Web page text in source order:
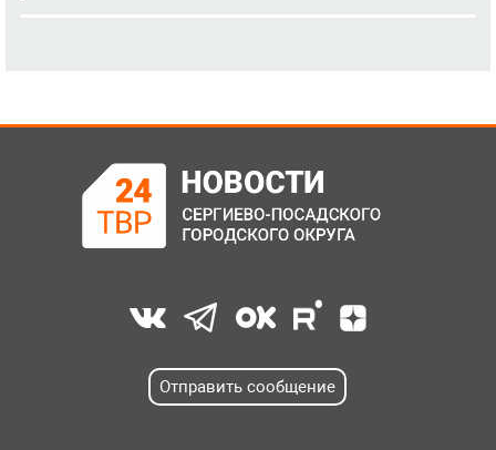
Отправить сообщение